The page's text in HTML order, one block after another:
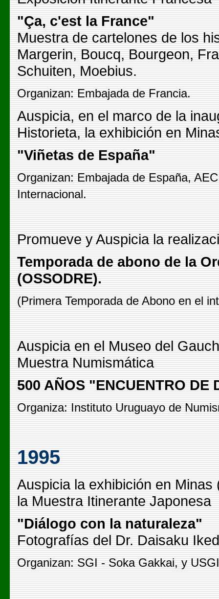
"Ça, c'est la France"
Muestra de cartelones de los
Margerin, Boucq, Bourgeon,
Schuiten, Moebius.
Organizan: Embajada de Francia.
Auspicia, en el marco de la
Historieta, la exhibición en
"Viñetas de España"
Organizan: Embajada de España,
Internacional.
Promueve y Auspicia la
Temporada de abono de la
(OSSODRE).
(Primera Temporada de Abono en el
Auspicia en el Museo del
Muestra Numismática
500 AÑOS "ENCUENTRO DE
Organiza: Instituto Uruguayo de
1995
Auspicia la exhibición en
la Muestra Itinerante Japonesa
"Diálogo con la naturaleza"
Fotografías del Dr. Daisaku
Organizan: SGI - Soka Gakkai, y